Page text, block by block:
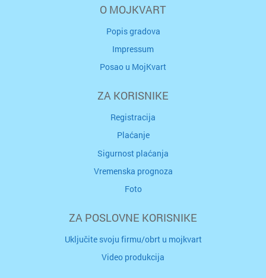
O MOJKVART
Popis gradova
Impressum
Posao u MojKvart
ZA KORISNIKE
Registracija
Plaćanje
Sigurnost plaćanja
Vremenska prognoza
Foto
ZA POSLOVNE KORISNIKE
Uključite svoju firmu/obrt u mojkvart
Video produkcija